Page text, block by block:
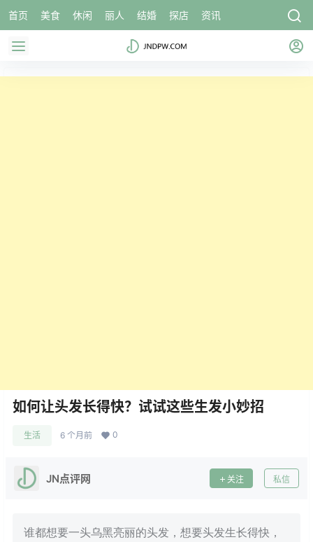
首页 美食 休闲 丽人 结婚 探店 资讯
如何让头发长得快？试试这些生发小妙招
生活 6 个月前 0
JN点评网 关注 私信
谁都想要一头乌黑亮丽的头发，想要头发生长得快，